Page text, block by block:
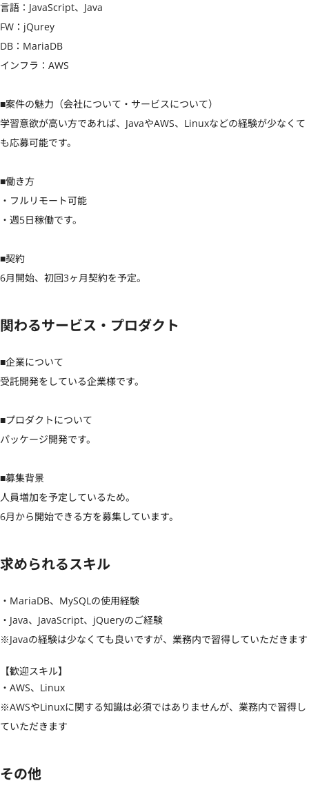
言語：JavaScript、Java
FW：jQurey
DB：MariaDB
インフラ：AWS
■案件の魅力（会社について・サービスについて）
学習意欲が高い方であれば、JavaやAWS、Linuxなどの経験が少なくて
も応募可能です。
■働き方
・フルリモート可能
・週5日稼働です。
■契約
6月開始、初回3ヶ月契約を予定。
関わるサービス・プロダクト
■企業について
受託開発をしている企業様です。
■プロダクトについて
パッケージ開発です。
■募集背景
人員増加を予定しているため。
6月から開始できる方を募集しています。
求められるスキル
・MariaDB、MySQLの使用経験
・Java、JavaScript、jQueryのご経験
※Javaの経験は少なくても良いですが、業務内で習得していただきます
【歓迎スキル】
・AWS、Linux
※AWSやLinuxに関する知識は必須ではありませんが、業務内で習得し
ていただきます
その他